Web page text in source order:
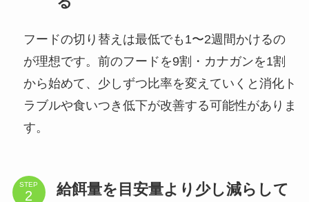
フードの切り替えは最低でも1〜2週間かけるの
が理想です。前のフードを9割・カナガンを1割
から始めて、少しずつ比率を変えていくと消化ト
ラブルや食いつき低下が改善する可能性がありま
す。
STEP
給餌量を目安量より少し減らして